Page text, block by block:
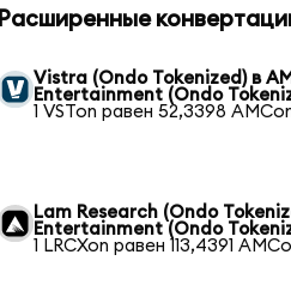
Расширенные
Vistra (Ondo Tokenized) в
Entertainment (Ondo
1 VSTon равен 52,3398
Lam Research (Ondo
Entertainment (Ondo
1 LRCXon равен 113,4391